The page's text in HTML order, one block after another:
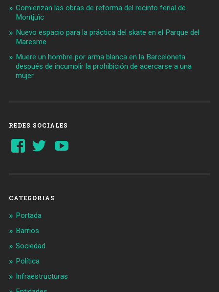
Comienzan las obras de reforma del recinto ferial de
Montjuïc
Nuevo espacio para la práctica del skate en el Parque del
Maresme
Muere un hombre por arma blanca en la Barceloneta
después de incumplir la prohibición de acercarse a una
mujer
REDES SOCIALES
Ver
perfil
Ver
perfil
CATEGORIAS
Portada
Barrios
Sociedad
Política
Infraestructuras